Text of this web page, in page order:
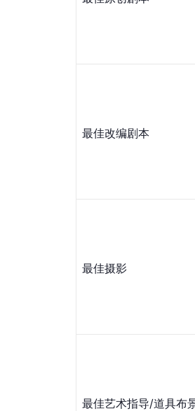
最佳改编剧本
最佳摄影
最佳艺术指导/道具布